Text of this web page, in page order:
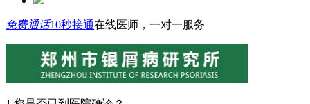
免费通话10秒接通在线医师，一对一服务